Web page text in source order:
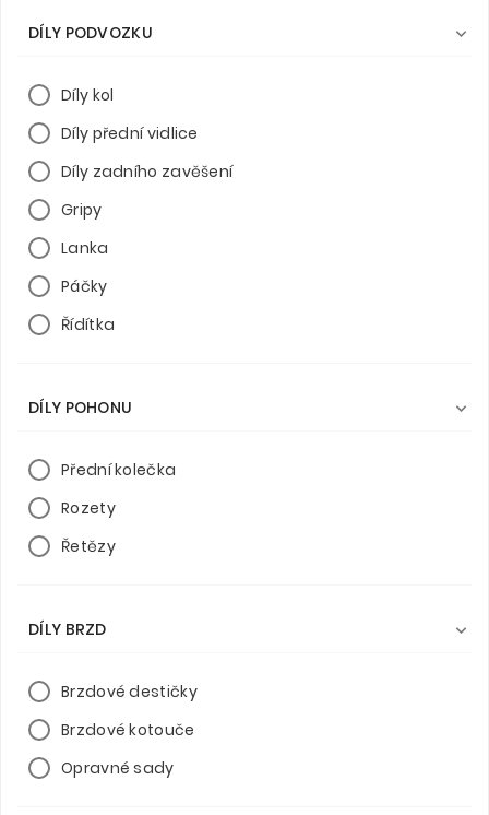
DÍLY PODVOZKU 
Díly kol
Díly přední vidlice
Díly zadního zavěšení
Gripy
Lanka
Páčky
Řídítka
DÍLY POHONU 
Přední kolečka
Rozety
Řetězy
DÍLY BRZD 
Brzdové destičky
Brzdové kotouče
Opravné sady